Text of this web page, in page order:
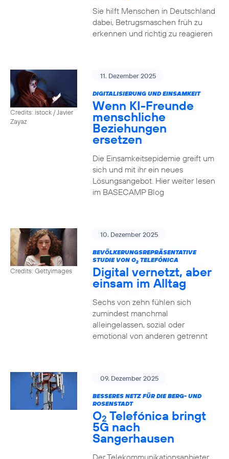
Sie hilft Menschen in Deutschland
dabei, Betrugsmaschen früh zu
erkennen und richtig zu reagieren
Credits: istock / Javier
Zayaz
11. Dezember 2025
DIGITALISIERUNG UND EINSAMKEIT
Wenn KI-Freunde
menschliche
Beziehungen
ersetzen
Die Einsamkeitsepidemie greift um
sich und mit ihr ein neues
Lösungsangebot. Hier weiter lesen
im BASECAMP Blog
Credits: Gettyimages
10. Dezember 2025
BEVÖLKERUNGSREPRÄSENTATIVE
STUDIE VON O2TELEFÓNICA
Digital vernetzt, aber
einsam im Alltag
Sechs von zehn fühlen sich
zumindest manchmal
alleingelassen, sozial oder
emotional von anderen getrennt
09. Dezember 2025
BESSERES NETZ FÜR DIE BERG- UND
ROSENSTADT
O2 Telefónica bringt
5G nach
Sangerhausen
Der Telekommunikationsanbieter